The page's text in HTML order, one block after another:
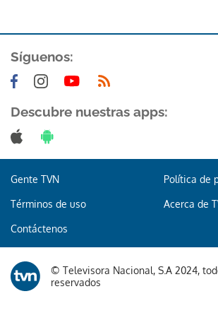
Gracias por suscribirte a
Síguenos:
Descubre nuestras apps:
Gente TVN Política de
Términos de uso Acerca de
Contáctenos
© Televisora Nacional, S.A 2024,
reservados